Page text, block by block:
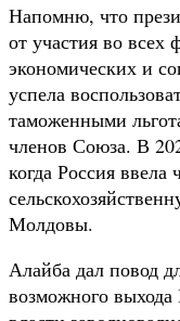
Напомню, что
от участия во
экономических и
успела
таможенными
членов Союза. В
когда Россия
Молдовы.
Алайба дал повод
возможного